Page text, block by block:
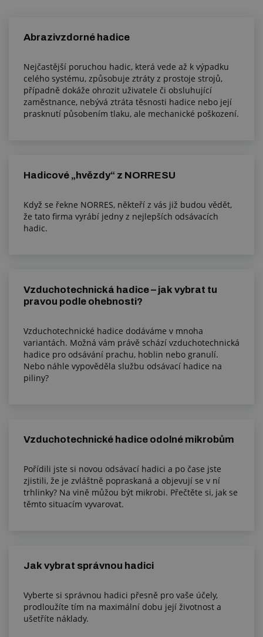
Abrazivzdorné hadice
Nejčastější poruchou hadic, která vede až k výpadku
celého systému, způsobuje ztráty z prostoje strojů,
případně dokáže ohrozit uživatele či obsluhující
zaměstnance, nebývá ztráta těsnosti hadice nebo její
prasknutí působením tlaku, ale mechanické poškození.
Hadicové „hvězdy“ z NORRESU
Když se řekne NORRES, někteří z vás již budou vědět,
že tato firma vyrábí jedny z nejlepších odsávacích
hadic.
Vzduchotechnická hadice – jak vybrat tu
pravou podle ohebnosti?
Vzduchotechnické hadice dodáváme v mnoha
variantách. Možná vám právě schází vzduchotechnická
hadice pro odsávání prachu, hoblin nebo granulí.
Nebo náhle vypověděla službu odsávací hadice na
piliny?
Vzduchotechnické hadice odolné mikrobům
Pořídili jste si novou odsávací hadici a po čase jste
zjistili, že je zvláštně popraskaná a objevují se v ní
trhlinky? Na vině můžou být mikrobi. Přečtěte si, jak se
těmto situacím vyvarovat.
Jak vybrat správnou hadici
Vyberte si správnou hadici přesně pro vaše účely,
prodloužíte tím na maximální dobu její životnost a
ušetříte náklady.